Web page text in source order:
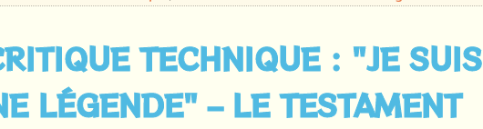
TECHNIQUE : "JE SUIS
LÉGENDE" – LE TESTAMENT